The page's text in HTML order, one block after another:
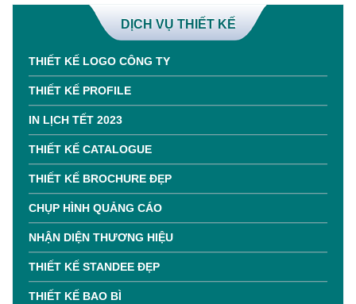
DỊCH VỤ THIẾT KẾ
THIẾT KẾ LOGO CÔNG TY
THIẾT KẾ PROFILE
IN LỊCH TẾT 2023
THIẾT KẾ CATALOGUE
THIẾT KẾ BROCHURE ĐẸP
CHỤP HÌNH QUẢNG CÁO
NHẬN DIỆN THƯƠNG HIỆU
THIẾT KẾ STANDEE ĐẸP
THIẾT KẾ BAO BÌ